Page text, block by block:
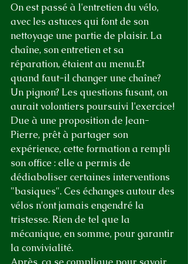
On est passé à l'entretien du vélo,
avec les astuces qui font de son
nettoyage une partie de plaisir. La
chaîne, son entretien et sa
réparation, étaient au menu.Et
quand faut-il changer une chaîne?
Un pignon? Les questions fusant, on
aurait volontiers poursuivi l'exercice!
Due à une proposition de Jean-
Pierre, prêt à partager son
expérience, cette formation a rempli
son office : elle a permis de
dédiaboliser certaines interventions
"basiques". Ces échanges autour des
vélos n'ont jamais engendré la
tristesse. Rien de tel que la
mécanique, en somme, pour garantir
la convivialité.